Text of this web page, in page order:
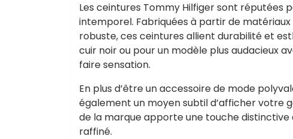
Les ceintures Tommy Hilfiger sont réputées
intemporel. Fabriquées à partir de
robuste, ces ceintures allient durabilité et
cuir noir ou pour un modèle plus audacieux
faire sensation.
En plus d’être un accessoire de mode
également un moyen subtil d’afficher votre
de la marque apporte une touche
raffiné.